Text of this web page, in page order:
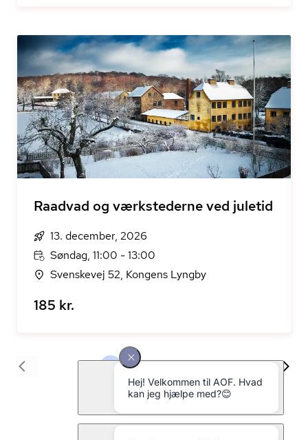
Raadvad og værkstederne ved juletid
13. december, 2026
Søndag, 11:00 - 13:00
Svenskevej 52, Kongens Lyngby
185 kr.